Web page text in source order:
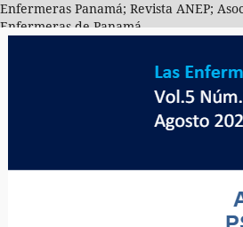
Enfermeras Panamá; Revista ANEP;
Enfermeras de Panamá